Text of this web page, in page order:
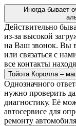
Иногда бывает
Действительно
из-за высокой
на Ваш звонок. Вы
или связаться с
все контакты
Тойота Королла –
Однозначного
нужно проверить
диагностику. Её
автосервисе для
ремонту